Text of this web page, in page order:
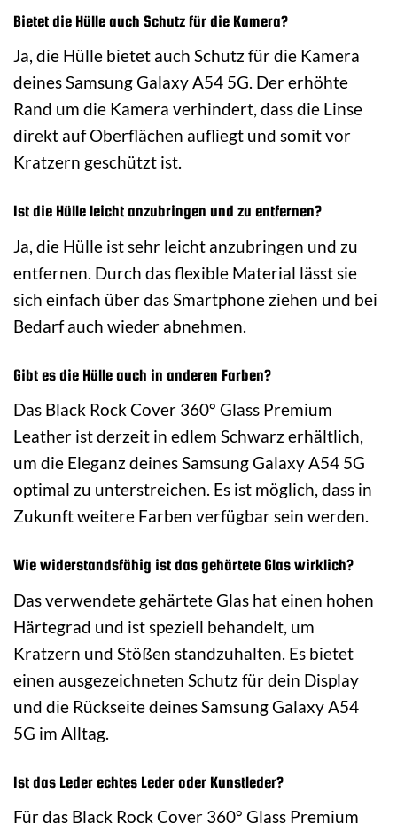
Bietet die Hülle auch Schutz für die Kamera?
Ja, die Hülle bietet auch Schutz für die Kamera
deines Samsung Galaxy A54 5G. Der erhöhte
Rand um die Kamera verhindert, dass die Linse
direkt auf Oberflächen aufliegt und somit vor
Kratzern geschützt ist.
Ist die Hülle leicht anzubringen und zu entfernen?
Ja, die Hülle ist sehr leicht anzubringen und zu
entfernen. Durch das flexible Material lässt sie
sich einfach über das Smartphone ziehen und bei
Bedarf auch wieder abnehmen.
Gibt es die Hülle auch in anderen Farben?
Das Black Rock Cover 360° Glass Premium
Leather ist derzeit in edlem Schwarz erhältlich,
um die Eleganz deines Samsung Galaxy A54 5G
optimal zu unterstreichen. Es ist möglich, dass in
Zukunft weitere Farben verfügbar sein werden.
Wie widerstandsfähig ist das gehärtete Glas wirklich?
Das verwendete gehärtete Glas hat einen hohen
Härtegrad und ist speziell behandelt, um
Kratzern und Stößen standzuhalten. Es bietet
einen ausgezeichneten Schutz für dein Display
und die Rückseite deines Samsung Galaxy A54
5G im Alltag.
Ist das Leder echtes Leder oder Kunstleder?
Für das Black Rock Cover 360° Glass Premium